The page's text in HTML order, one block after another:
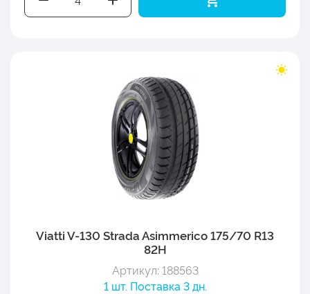
Viatti V-130 Strada Asimmerico 175/70 R13
82H
Артикул: 188563
1 шт. Поставка 3 дн.